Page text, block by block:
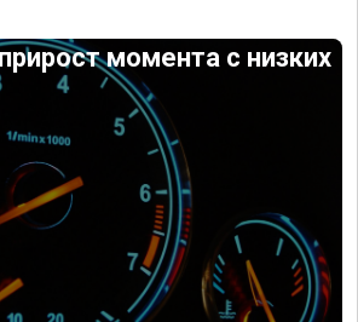
момента с низких